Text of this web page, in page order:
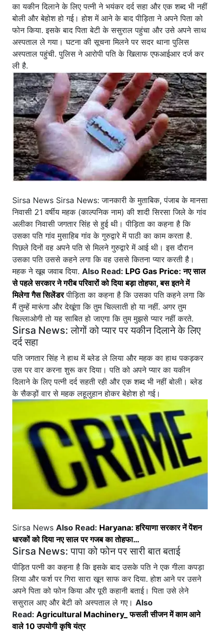
का यकीन दिलाने के लिए पत्नी ने भयंकर दर्द सहा और एक शब्द भी नहीं
बोली और बेहोश हो गई। होश में आने के बाद पीड़िता ने अपने पिता को
फोन किया. इसके बाद पिता बेटी के ससुराल पहुंचा और उसे अपने साथ
अस्पताल ले गया। घटना की सूचना मिलने पर सदर थाना पुलिस
अस्पताल पहुंची. पुलिस ने आरोपी पति के खिलाफ एफआईआर दर्ज कर
ली है.
Sirsa News Sirsa News: जानकारी के मुताबिक, पंजाब के मानसा
निवासी 21 वर्षीय महक (काल्पनिक नाम) की शादी सिरसा जिले के गांव
अलीका निवासी जगतार सिंह से हुई थी। पीड़िता का कहना है कि
उसका पति गांव मुसाहिब गांव के गुरुद्वारे में पाठी का काम करता है.
पिछले दिनों वह अपने पति से मिलने गुरुद्वारे में आई थी। इस दौरान
उसका पति उससे कहने लगा कि वह उससे कितना प्यार करती है।
महक ने खूब जवाब दिया. Also Read: LPG Gas Price: नए साल
से पहले सरकार ने गरीब परिवारों को दिया बड़ा तोहफा, बस इतने में
मिलेगा गैस सिलेंडरपीड़िता का कहना है कि उसका पति कहने लगा कि
मैं तुम्हें मारूंगा और देखूंगा कि तुम चिल्लाती हो या नहीं. अगर तुम
चिल्लाओगी तो यह साबित हो जाएगा कि तुम मुझसे प्यार नहीं करते.
Sirsa News: लोगों को प्यार पर यकीन दिलाने के लिए
दर्द सहा
पति जगतार सिंह ने हाथ में ब्लेड ले लिया और महक का हाथ पकड़कर
उस पर वार करना शुरू कर दिया। पति को अपने प्यार का यकीन
दिलाने के लिए पत्नी दर्द सहती रही और एक शब्द भी नहीं बोली। ब्लेड
के सैकड़ों वार से महक लहूलुहान होकर बेहोश हो गई।
Sirsa News Also Read: Haryana: हरियाणा सरकार नें पेंशन
धारकों को दिया नए साल पर गजब का तोहफा…
Sirsa News: पापा को फोन पर सारी बात बताई
पीड़ित पत्नी का कहना है कि इसके बाद उसके पति ने एक गीला कपड़ा
लिया और फर्श पर गिरा सारा खून साफ कर दिया. होश आने पर उसने
अपने पिता को फोन किया और पूरी कहानी बताई। पिता उसे लेने
ससुराल आए और बेटी को अस्पताल ले गए। Also
Read: Agricultural Machinery_ फसली सीजन में काम आने
वाले 10 उपयोगी कृषि यंत्र